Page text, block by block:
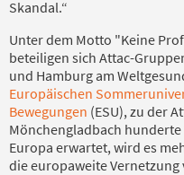
Skandal.“
Unter dem Motto "Keine
beteiligen sich Attac-
und Hamburg am
Europäischen
Bewegungen (ESU), zu der
Mönchengladbach
Europa erwartet, wird es
die europaweite